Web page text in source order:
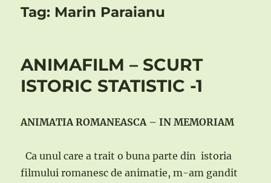
Tag: Marin Paraianu
ANIMAFILM – SCURT
ISTORIC STATISTIC -1
ANIMATIA ROMANEASCA – IN MEMORIAM
Ca unul care a trait o buna parte din istoria
filmului romanesc de animatie, m-am gandit